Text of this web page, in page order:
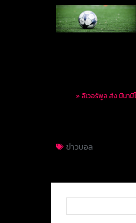
» ลิเวอร์พูล ส่ง มินามิ
ข่าวบอล